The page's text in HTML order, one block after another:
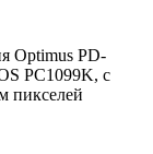
Optimus PD-
PC1099K, c
пикселей